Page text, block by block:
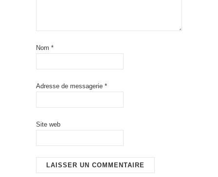
Nom *
Adresse de messagerie *
Site web